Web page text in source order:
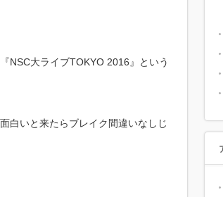
NSC大ライブTOKYO 2016』という
白いと来たらブレイク間違いなしじ